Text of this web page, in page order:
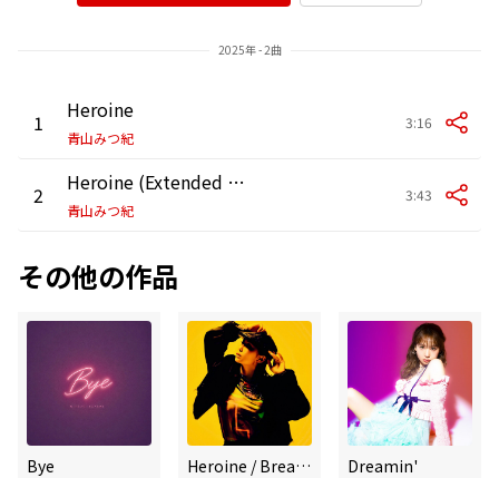
2025年 - 2曲
1 Heroine
青山みつ紀
3:16
2 Heroine (Extended ver)
青山みつ紀
3:43
その他の作品
Bye
Heroine / Breathe
Dreamin'